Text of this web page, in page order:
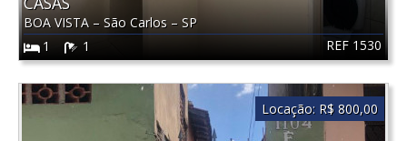
REF 1530
BOA VISTA – São Carlos – SP
1
1
Locação: R$ 800,00